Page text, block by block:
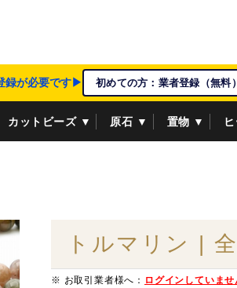
録が必要です▶ 初めての方：業者登録（無料）
カットビーズ ▼ 原石 ▼ 置物 ▼
トルマリン |
※ お取引業者様へ： ログインしていませ